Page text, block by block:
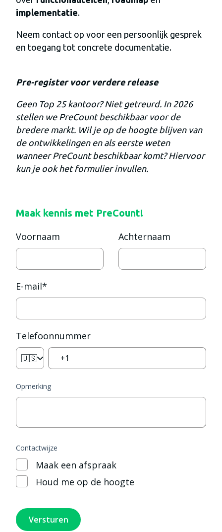
implementatie.
Neem contact op voor een persoonlijk gesprek
en toegang tot concrete documentatie.
Pre-register voor verdere release
Geen Top 25 kantoor? Niet getreurd. In 2026
stellen we PreCount beschikbaar voor de
bredere markt. Wil je op de hoogte blijven van
de ontwikkelingen en als eerste weten
wanneer PreCount beschikbaar komt? Hiervoor
kun je ook het formulier invullen.
Maak kennis met PreCount!
Voornaam Achternaam
E-mail*
Telefoonnummer
🇺🇸
Opmerking
Contactwijze
Maak een afspraak
Houd me op de hoogte
Versturen